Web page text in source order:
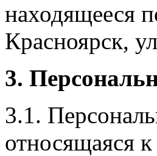
находящееся
Красноярск,
3.
3.1.
относящаяся